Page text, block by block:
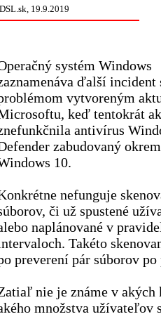
DSL.sk, 19.9.2019
systém Windows
ďalší incident
vytvoreným
keď tentokrát
antivírus
zabudovaný
10.
nefunguje
či už spustené
naplánované v
Takéto
preverení pár súborov po
nie je známe v akých
množstva užívateľov